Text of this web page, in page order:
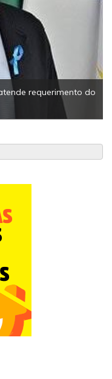
requerimento do